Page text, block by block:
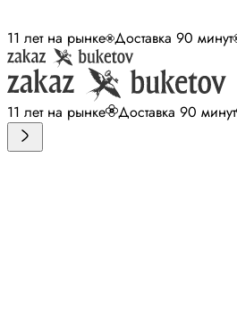
11 лет на рынке Доставка 90 минут
11 лет на рынке Доставка 90 минут